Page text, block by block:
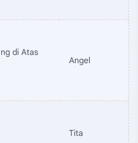
di Atas
Angel
Tita